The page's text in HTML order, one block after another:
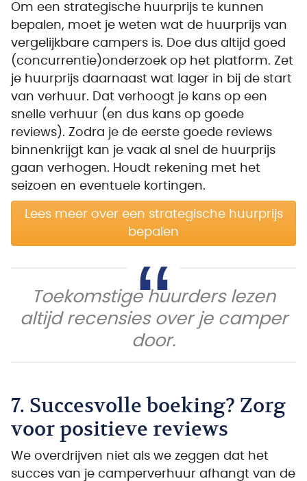
Om een strategische huurprijs te kunnen
bepalen, moet je weten wat de huurprijs van
vergelijkbare campers is. Doe dus altijd goed
(concurrentie)onderzoek op het platform. Zet
je huurprijs daarnaast wat lager in bij de start
van verhuur. Dat verhoogt je kans op een
snelle verhuur (en dus kans op goede
reviews). Zodra je de eerste goede reviews
binnenkrijgt kan je vaak al snel de huurprijs
gaan verhogen. Houdt rekening met het
seizoen en eventuele kortingen.
Lees meer over een strategische huurprijs
bepalen
Toekomstige huurders lezen
altijd recensies over je camper
door.
7. Succesvolle boeking? Zorg
voor positieve reviews
We overdrijven niet als we zeggen dat het
succes van je camperverhuur afhangt van de